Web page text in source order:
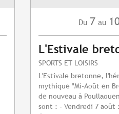
Du 7 au
L'Estivale
SPORTS ET LOISIRS
L'Estivale bretonne,
mythique "Mi-Août en
de nouveau à
sont : - Vendredi 7 août